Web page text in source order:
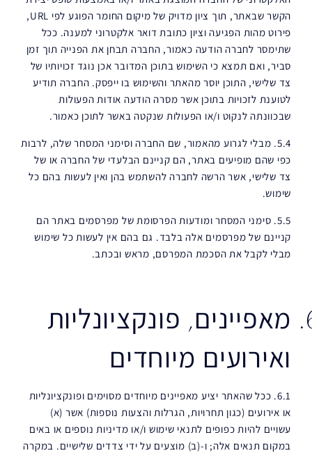
הקשר שבאתר, תוך ציון מדויק של מיקום החומר הפוגע לפי URL,
פירוט מהות הפגיעה וציון כתובת דואר אלקטרוני למענה. ככל
שתימסר לחברה הודעה כאמור, החברה תבחן את הפנייה תוך זמן
סביר, ואם תמצא כי השימוש בתוכן המדובר אכן נוגד זכויותיו של
צד שלישי, התוכן יוסר מהאתר והשימוש בו ייפסק. החברה תודיע
לטוענת לזכויות בתוכן אשר מסרה הודעה אודות הפעולות
שבכוונתה לנקוט ו/או הפעולות שנקטה באשר לתוכן כאמור.
5.4. מבלי לגרוע מהאמור, שם החברה וסימני המסחר שלה, לרבות
כפי שהם מופיעים באתר, הם קניינם הבלעדי של החברה או של
צד שלישי, אשר הרשה לחברה להשתמש בהן ואין לעשות בהם כל
שימוש.
5.5. סימני המסחר ומודעות הפרסומת של מפרסמים באתר הם
קניינם של מפרסמים אלה בלבד. גם בהם אין לעשות כל שימוש
מבלי לקבל את הסכמת המפרסם, מראש ובכתב.
מאפיינים, פונקציונליות
ואירועים מיוחדים
6.1. ככל שהאתר יציע מאפיינים מיוחדים מסוימים ופונקציונליות
או אירועים (כגון תחרויות, הגרלות והצעות נוספות) אשר (א)
עשויים להיות כפופים לתנאי שימוש ו/או מדיניות נוספים או באים
במקום תנאים אלה; ו-(ב) מוצעים על ידי צדדים שלישיים. במקרה